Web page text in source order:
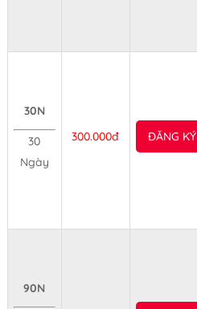
30N
30
Ngày
300.000đ ĐĂNG KÝ
90N